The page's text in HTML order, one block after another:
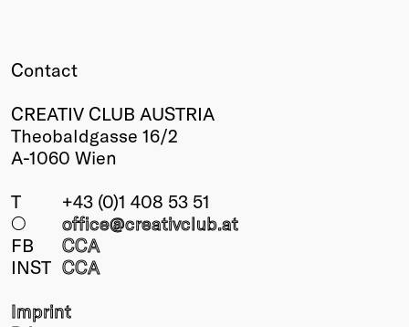
Contact
CREATIV CLUB AUSTRIA
Theobaldgasse 16/2
A-1060 Wien
T
+43 (0)1 408 53 51
○
office@creativclub.at
FB
CCA
INST CCA
Imprint